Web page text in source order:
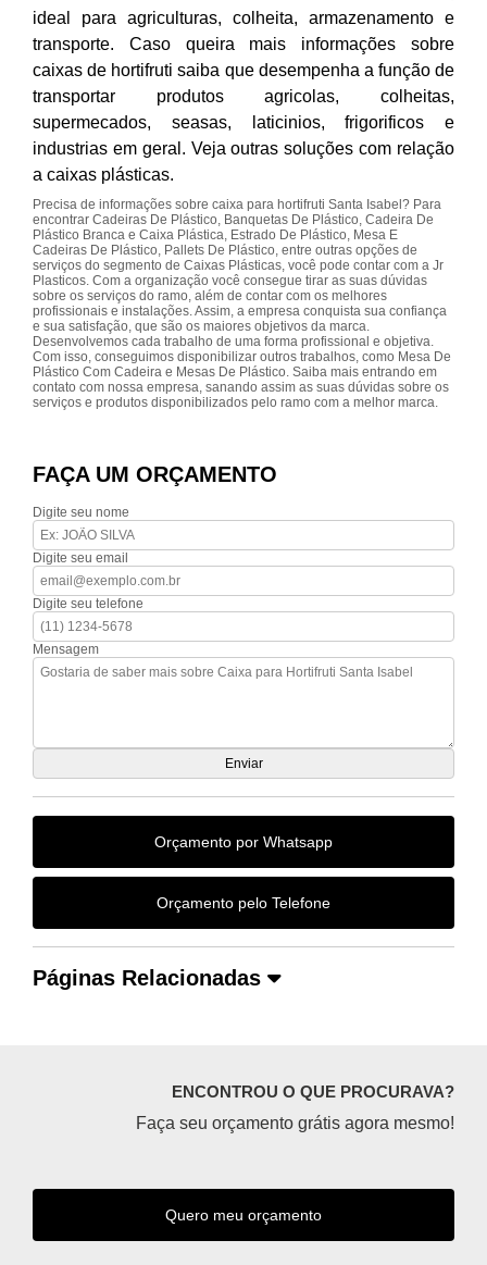
ideal para agriculturas, colheita, armazenamento e
transporte. Caso queira mais informações sobre
caixas de hortifruti saiba que desempenha a função de
transportar produtos agricolas, colheitas,
supermecados, seasas, laticinios, frigorificos e
industrias em geral. Veja outras soluções com relação
a caixas plásticas.
Precisa de informações sobre caixa para hortifruti Santa Isabel? Para
encontrar Cadeiras De Plástico, Banquetas De Plástico, Cadeira De
Plástico Branca e Caixa Plástica, Estrado De Plástico, Mesa E
Cadeiras De Plástico, Pallets De Plástico, entre outras opções de
serviços do segmento de Caixas Plásticas, você pode contar com a Jr
Plasticos. Com a organização você consegue tirar as suas dúvidas
sobre os serviços do ramo, além de contar com os melhores
profissionais e instalações. Assim, a empresa conquista sua confiança
e sua satisfação, que são os maiores objetivos da marca.
Desenvolvemos cada trabalho de uma forma profissional e objetiva.
Com isso, conseguimos disponibilizar outros trabalhos, como Mesa De
Plástico Com Cadeira e Mesas De Plástico. Saiba mais entrando em
contato com nossa empresa, sanando assim as suas dúvidas sobre os
serviços e produtos disponibilizados pelo ramo com a melhor marca.
FAÇA UM ORÇAMENTO
Digite seu nome
Digite seu email
Digite seu telefone
Mensagem
Orçamento por Whatsapp
Orçamento pelo Telefone
Páginas Relacionadas
ENCONTROU O QUE PROCURAVA?
Faça seu orçamento grátis agora mesmo!
Quero meu orçamento